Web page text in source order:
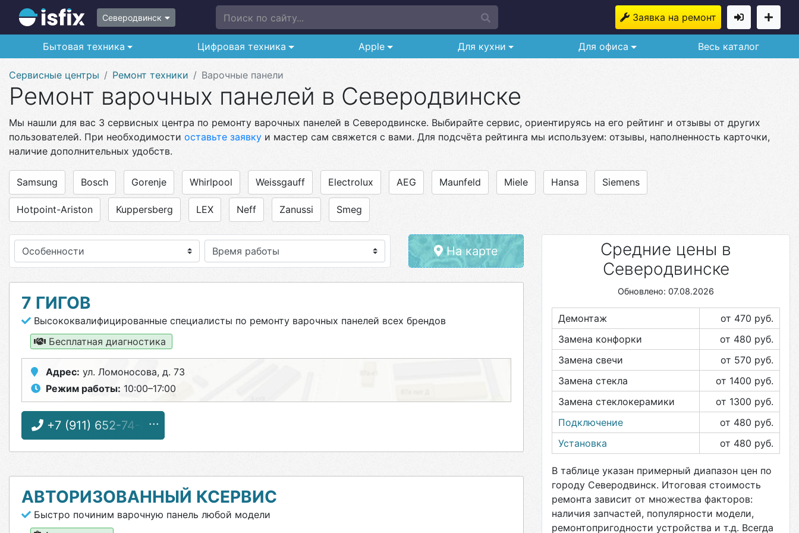
Северодвинск Поиск по сайту... Заявка на ремонт
Бытовая техника Цифровая техника Apple Для кухни Для офиса Весь каталог
Сервисные центры Ремонт техники Варочные панели
Ремонт варочных панелей в Северодвинске
Мы нашли для вас 3 сервисных центра по ремонту варочных панелей в Северодвинске. Выбирайте сервис, ориентируясь на его рейтинг и отзывы от других
пользователей. При необходимости оставьте заявку и мастер сам свяжется с вами. Для подсчёта рейтинга мы используем: отзывы, наполненность карточки,
наличие дополнительных удобств.
Samsung Bosch Gorenje Whirlpool Weissgauff Electrolux AEG Maunfeld Miele Hansa Siemens
Hotpoint-Ariston Kuppersberg LEX Neff Zanussi Smeg
Особенности На карте
7 ГИГОВ
Высококвалифицированные специалисты по ремонту варочных панелей всех брендов
Бесплатная диагностика
Адрес: ул. Ломоносова, д. 73
Режим работы: 10:00–17:00
+7 (911) 652-74-89
АВТОРИЗОВАННЫЙ КСЕРВИС
Быстро починим варочную панель любой модели
Средние цены в
Северодвинске
Обновлено: 07.08.2026
Демонтаж от 470 руб.
Замена конфорки
от 480 руб.
Замена свечи
от 570 руб.
Замена стекла
от 1400 руб.
Замена стеклокерамики
от 1300 руб.
Подключение
от 480 руб.
Установка
от 480 руб.
В таблице указан примерный диапазон цен по
городу Северодвинск. Итоговая стоимость
ремонта зависит от множества факторов:
наличия запчастей, популярности модели,
ремонтопригодности устройства и т.д. Всегда